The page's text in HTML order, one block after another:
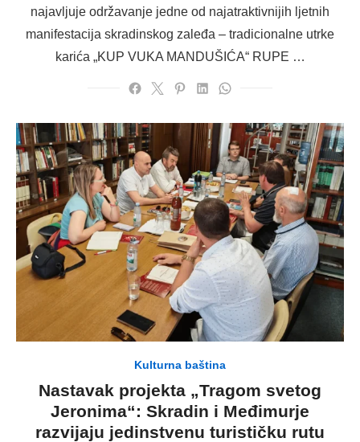
najavljuje održavanje jedne od najatraktivnijih ljetnih
manifestacija skradinskog zaleđa – tradicionalne utrke
karića „KUP VUKA MANDUŠIĆA“ RUPE …
Kulturna baština
Nastavak projekta „Tragom svetog
Jeronima“: Skradin i Međimurje
razvijaju jedinstvenu turističku rutu